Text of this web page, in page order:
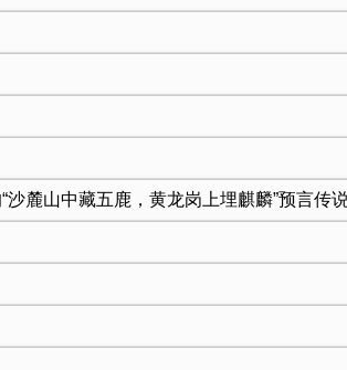
沙麓山中藏五鹿，黄龙岗上埋麒麟”预言传